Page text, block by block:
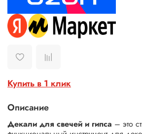
Купить в 1 клик
Описание
Декали для свечей и гипса – это